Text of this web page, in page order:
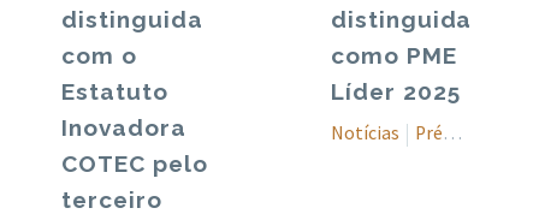
distinguida
com o
Estatuto
Inovadora
COTEC pelo
terceiro
distinguida
como PME
Líder 2025
Notícias Prémios